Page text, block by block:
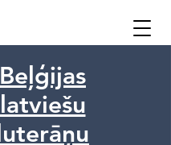
Beļģijas
latviešu
luterāņu